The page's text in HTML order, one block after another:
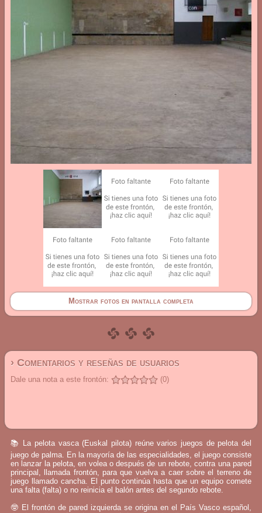
Mostrar fotos en pantalla completa
› Comentarios y reseñas de usuarios
Dale una nota a este frontón: (0)
📚 La pelota vasca (Euskal pilota) reúne varios juegos de pelota del
juego de palma. En la mayoría de las especialidades, el juego consiste
en lanzar la pelota, en volea o después de un rebote, contra una pared
principal, llamada frontón, para que vuelva a caer sobre el terreno de
juego llamado cancha. El punto continúa hasta que un equipo comete
una falta (falta) o no reinicia el balón antes del segundo rebote.
🤓 El frontón de pared izquierda se origina en el País Vasco español,